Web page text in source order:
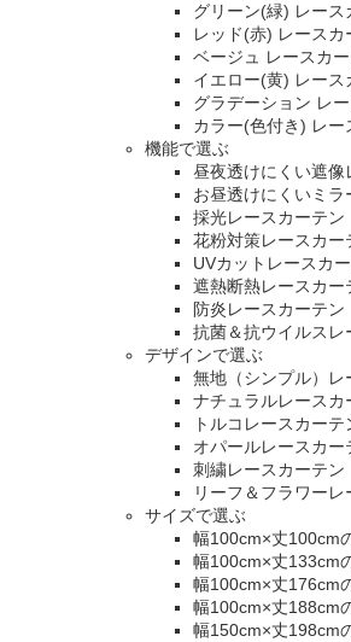
グリーン(緑) レース
レッド(赤) レースカ
ベージュ レースカ
イエロー(黄) レース
グラデーション レ
カラー(色付き) レー
機能で選ぶ
昼夜透けにくい遮像
お昼透けにくいミ
採光レースカーテン
花粉対策レースカー
UVカットレースカ
遮熱断熱レースカー
防炎レースカーテン
抗菌＆抗ウイルスレ
デザインで選ぶ
無地（シンプル）レ
ナチュラルレースカ
トルコレースカーテ
オパールレースカー
刺繍レースカーテン
リーフ＆フラワーレ
サイズで選ぶ
幅100cm×丈100cm
幅100cm×丈133cm
幅100cm×丈176cm
幅100cm×丈188cm
幅150cm×丈198cm